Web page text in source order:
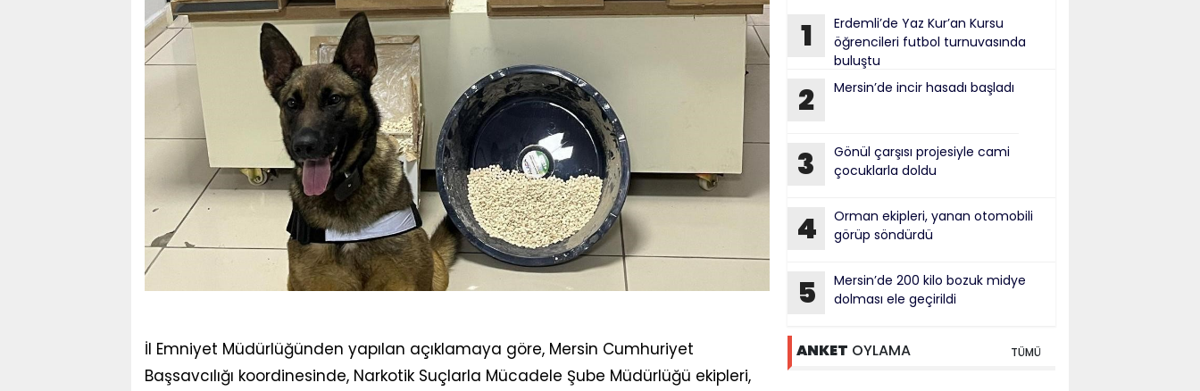
İl Emniyet Müdürlüğünden yapılan açıklamaya göre, Mersin Cumhuriyet
Başsavcılığı koordinesinde, Narkotik Suçlarla Mücadele Şube Müdürlüğü ekipleri,
1
Erdemli’de Yaz Kur’an Kursu
öğrencileri futbol turnuvasında
buluştu
2 Mersin’de incir hasadı başladı
3
Gönül çarşısı projesiyle cami
çocuklarla doldu
4
Orman ekipleri, yanan otomobili
görüp söndürdü
5
Mersin’de 200 kilo bozuk midye
dolması ele geçirildi
ANKET OYLAMA TÜMÜ